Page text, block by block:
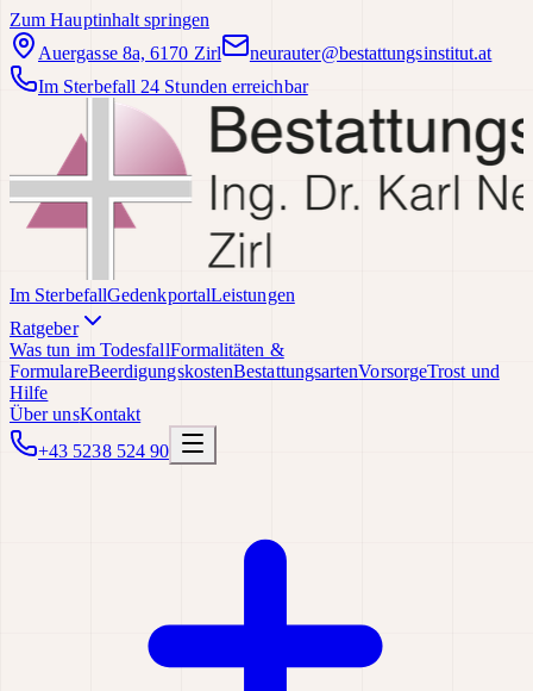
Zum Hauptinhalt springen
Auergasse 8a, 6170 Zirl
neurauter@bestattungsinstitut.at
Im Sterbefall 24 Stunden erreichbar
Im SterbefallGedenkportalLeistungen
Ratgeber
Was tun im TodesfallFormalitäten &
FormulareBeerdigungskostenBestattungsartenVorsorgeTrost und
Hilfe
Über unsKontakt
+43 5238 524 90